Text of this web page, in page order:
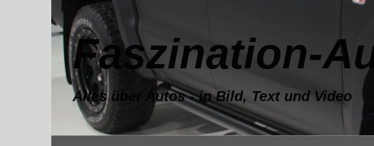
Zum Hauptinhalt springen
Faszination-
Alles über Autos - in Bild, Text und Video